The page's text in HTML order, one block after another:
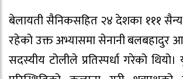
बेलायती सैनिकसहित २४ देशका १११ सैन्य
रहेको उक्त अभ्यासमा सेनानी बलबहादुर
सदस्यीय टोलीले प्रतिस्पर्धा गरेको